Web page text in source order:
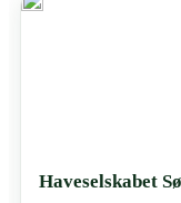
Haveselskabet